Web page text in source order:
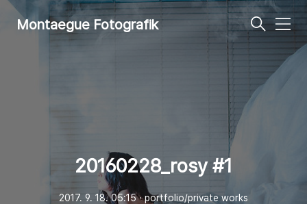
Montaegue Fotografik
메
20160228_rosy #1
2017. 9. 18. 05:15ㆍportfolio/private works